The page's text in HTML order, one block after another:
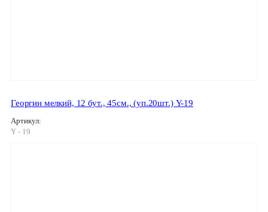
Георгин мелкий, 12 бут., 45см., (уп.20шт.) Y-19
Артикул:
Y - 19